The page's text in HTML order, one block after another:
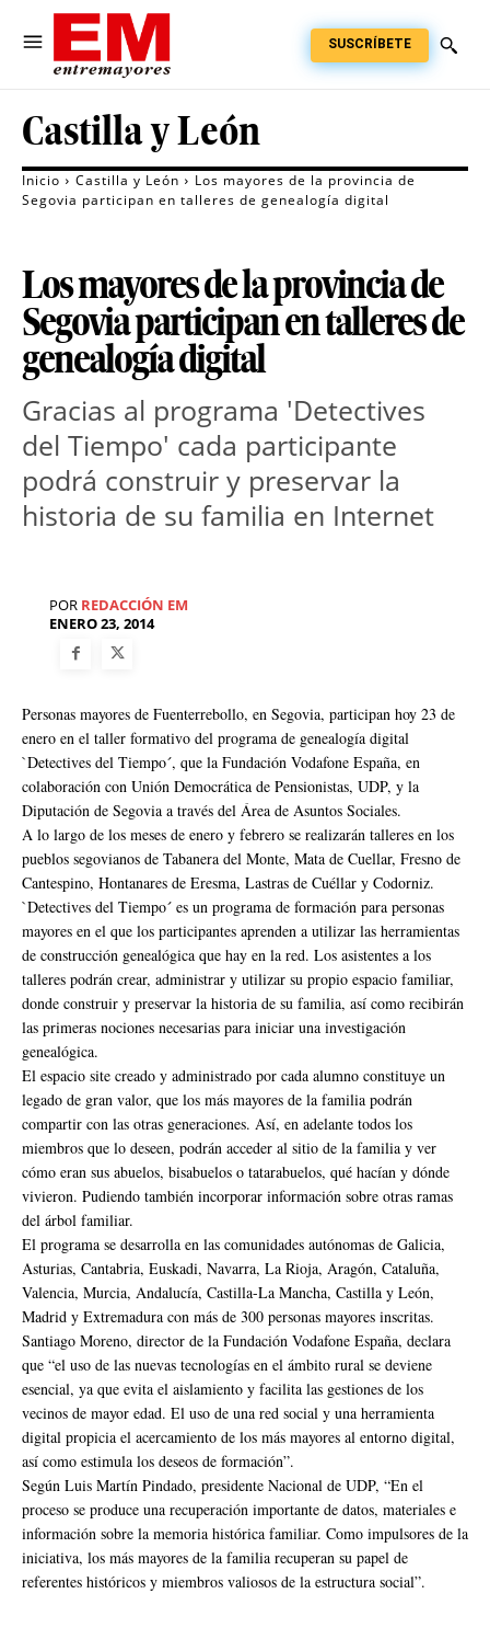
SUSCRÍBETE
Castilla y León
Inicio Castilla y León
Los mayores de la provincia de
Segovia participan en talleres de genealogía digital
Los mayores de la provincia de
Segovia participan en talleres de
genealogía digital
Gracias al programa 'Detectives
del Tiempo' cada participante
podrá construir y preservar la
historia de su familia en Internet
POR REDACCIÓN EM
ENERO 23, 2014
Personas mayores de Fuenterrebollo, en Segovia, participan hoy 23 de
enero en el taller formativo del programa de genealogía digital
`Detectives del Tiempo´, que la Fundación Vodafone España, en
colaboración con Unión Democrática de Pensionistas, UDP, y la
Diputación de Segovia a través del Área de Asuntos Sociales.
A lo largo de los meses de enero y febrero se realizarán talleres en los
pueblos segovianos de Tabanera del Monte, Mata de Cuellar, Fresno de
Cantespino, Hontanares de Eresma, Lastras de Cuéllar y Codorniz.
`Detectives del Tiempo´ es un programa de formación para personas
mayores en el que los participantes aprenden a utilizar las herramientas
de construcción genealógica que hay en la red. Los asistentes a los
talleres podrán crear, administrar y utilizar su propio espacio familiar,
donde construir y preservar la historia de su familia, así como recibirán
las primeras nociones necesarias para iniciar una investigación
genealógica.
El espacio site creado y administrado por cada alumno constituye un
legado de gran valor, que los más mayores de la familia podrán
compartir con las otras generaciones. Así, en adelante todos los
miembros que lo deseen, podrán acceder al sitio de la familia y ver
cómo eran sus abuelos, bisabuelos o tatarabuelos, qué hacían y dónde
vivieron. Pudiendo también incorporar información sobre otras ramas
del árbol familiar.
El programa se desarrolla en las comunidades autónomas de Galicia,
Asturias, Cantabria, Euskadi, Navarra, La Rioja, Aragón, Cataluña,
Valencia, Murcia, Andalucía, Castilla-La Mancha, Castilla y León,
Madrid y Extremadura con más de 300 personas mayores inscritas.
Santiago Moreno, director de la Fundación Vodafone España, declara
que “el uso de las nuevas tecnologías en el ámbito rural se deviene
esencial, ya que evita el aislamiento y facilita las gestiones de los
vecinos de mayor edad. El uso de una red social y una herramienta
digital propicia el acercamiento de los más mayores al entorno digital,
así como estimula los deseos de formación”.
Según Luis Martín Pindado, presidente Nacional de UDP, “En el
proceso se produce una recuperación importante de datos, materiales e
información sobre la memoria histórica familiar. Como impulsores de la
iniciativa, los más mayores de la familia recuperan su papel de
referentes históricos y miembros valiosos de la estructura social”.